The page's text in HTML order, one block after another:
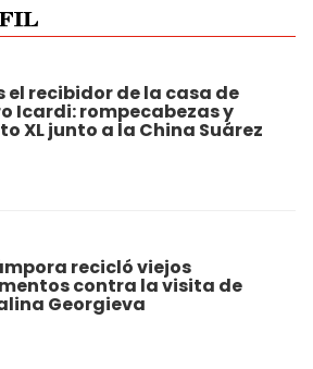
el recibidor de la casa de
Icardi: rompecabezas y
XL junto a la China Suárez
recicló viejos
contra la visita de
Georgieva